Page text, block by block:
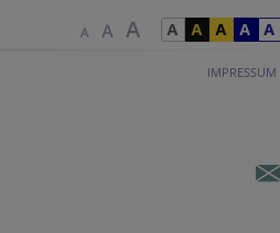
IMPRESSUM